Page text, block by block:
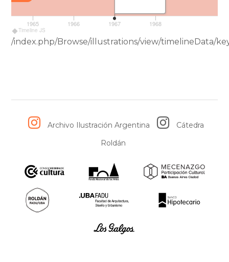
Timeline JS
1965 1966 1967 1968
/index.php/Browse/illustrations/view/timelineData/
Archivo Ilustración Argentina
Cátedra
Roldán